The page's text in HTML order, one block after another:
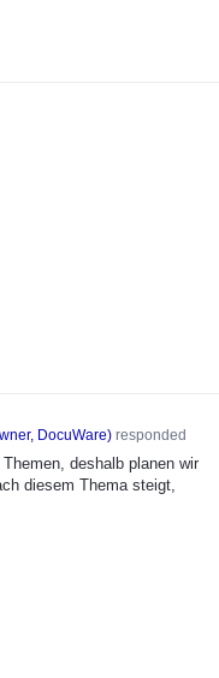
DocuWare)responded
deshalb planen wir
diesem Thema steigt,